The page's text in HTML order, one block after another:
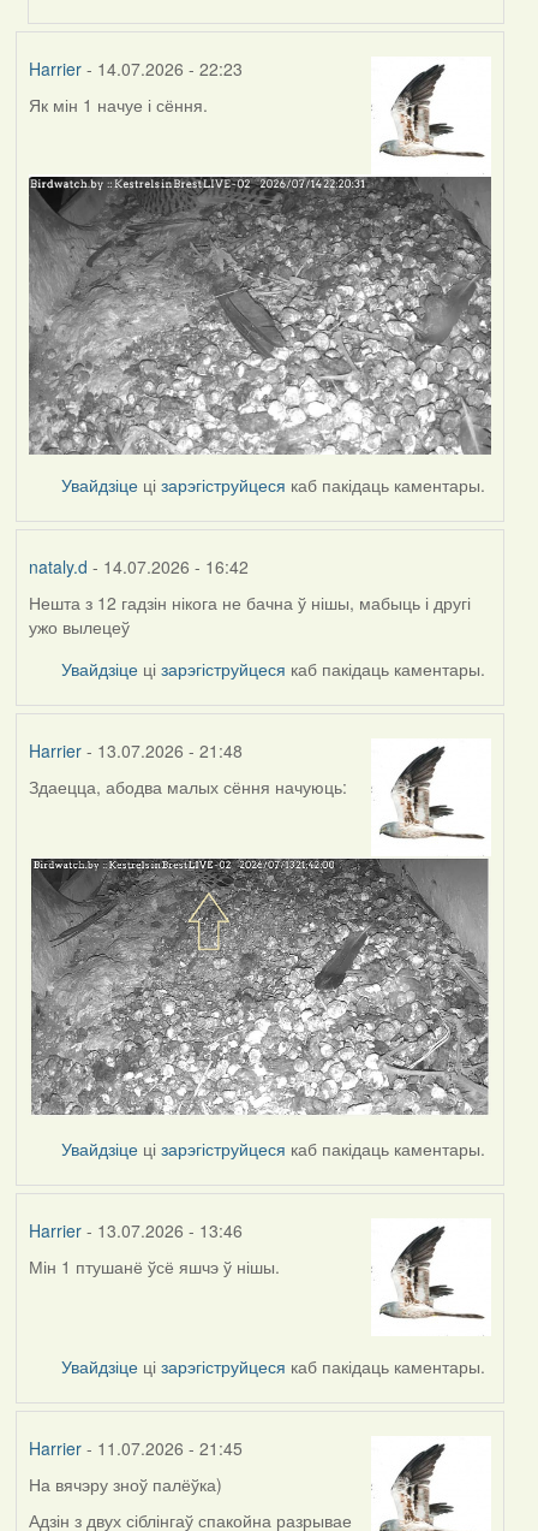
by
Harrier- 14.07.2026 - 22:23
Як мін 1 начуе і сёння.
Увайдзіце цізарэгіструйцеся каб пакідаць каментары.
nataly.d - 14.07.2026 - 16:42
Нешта з 12 гадзін нікога не бачна ў нішы, мабыць і другі
ужо вылецеў
Увайдзіце цізарэгіструйцеся каб пакідаць каментары.
Harrier- 13.07.2026 - 21:48
Здаецца, абодва малых сёння начуюць:
Увайдзіце цізарэгіструйцеся каб пакідаць каментары.
Harrier- 13.07.2026 - 13:46
Мін 1 птушанё ўсё яшчэ ў нішы.
Увайдзіце цізарэгіструйцеся каб пакідаць каментары.
Harrier- 11.07.2026 - 21:45
На вячэру зноў палёўка)
Адзін з двух сіблінгаў спакойна разрывае